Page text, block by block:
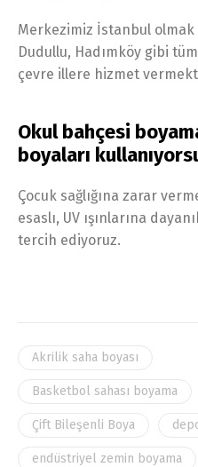
Merkezimiz İstanbul
Dudullu, Hadımköy gibi
çevre illere hizmet
Okul bahçesi
boyaları
Çocuk sağlığına zarar
esaslı, UV ışınlarına
tercih ediyoruz.
Akrilik saha boyası
Basketbol sahası boyama
Çift Bileşenli Boya
endüstriyel zemin boyama